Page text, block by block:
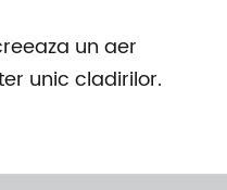
un aer
unic cladirilor.